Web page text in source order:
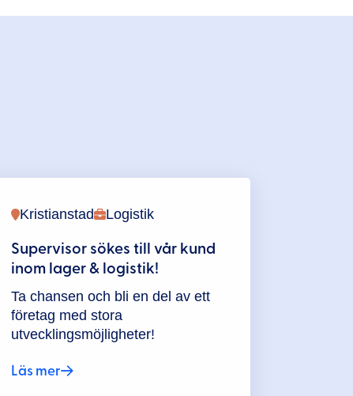
Logistik
Kristianstad
Supervisor sökes till vår kund
inom lager & logistik!
Ta chansen och bli en del av ett
företag med stora
utvecklingsmöjligheter!
Läs mer